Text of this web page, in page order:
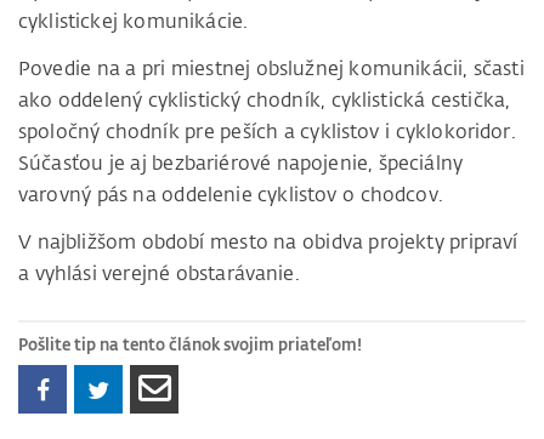
cyklistickej komunikácie.
Povedie na a pri miestnej obslužnej komunikácii, sčasti
ako oddelený cyklistický chodník, cyklistická cestička,
spoločný chodník pre peších a cyklistov i cyklokoridor.
Súčasťou je aj bezbariérové napojenie, špeciálny
varovný pás na oddelenie cyklistov o chodcov.
V najbližšom období mesto na obidva projekty pripraví
a vyhlási verejné obstarávanie.
Pošlite tip na tento článok svojim priateľom!